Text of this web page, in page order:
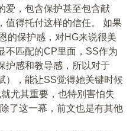
爱，包含保护甚至包含献
值得托付这样的信任。 如果
的保护感，对HG来说很美
不匹配的CP里面，SS作为
护感和教导感，所以对于
），能让SS觉得她关键时候
尤其重要，也特别害怕失
了这一幕，前文也是有其他